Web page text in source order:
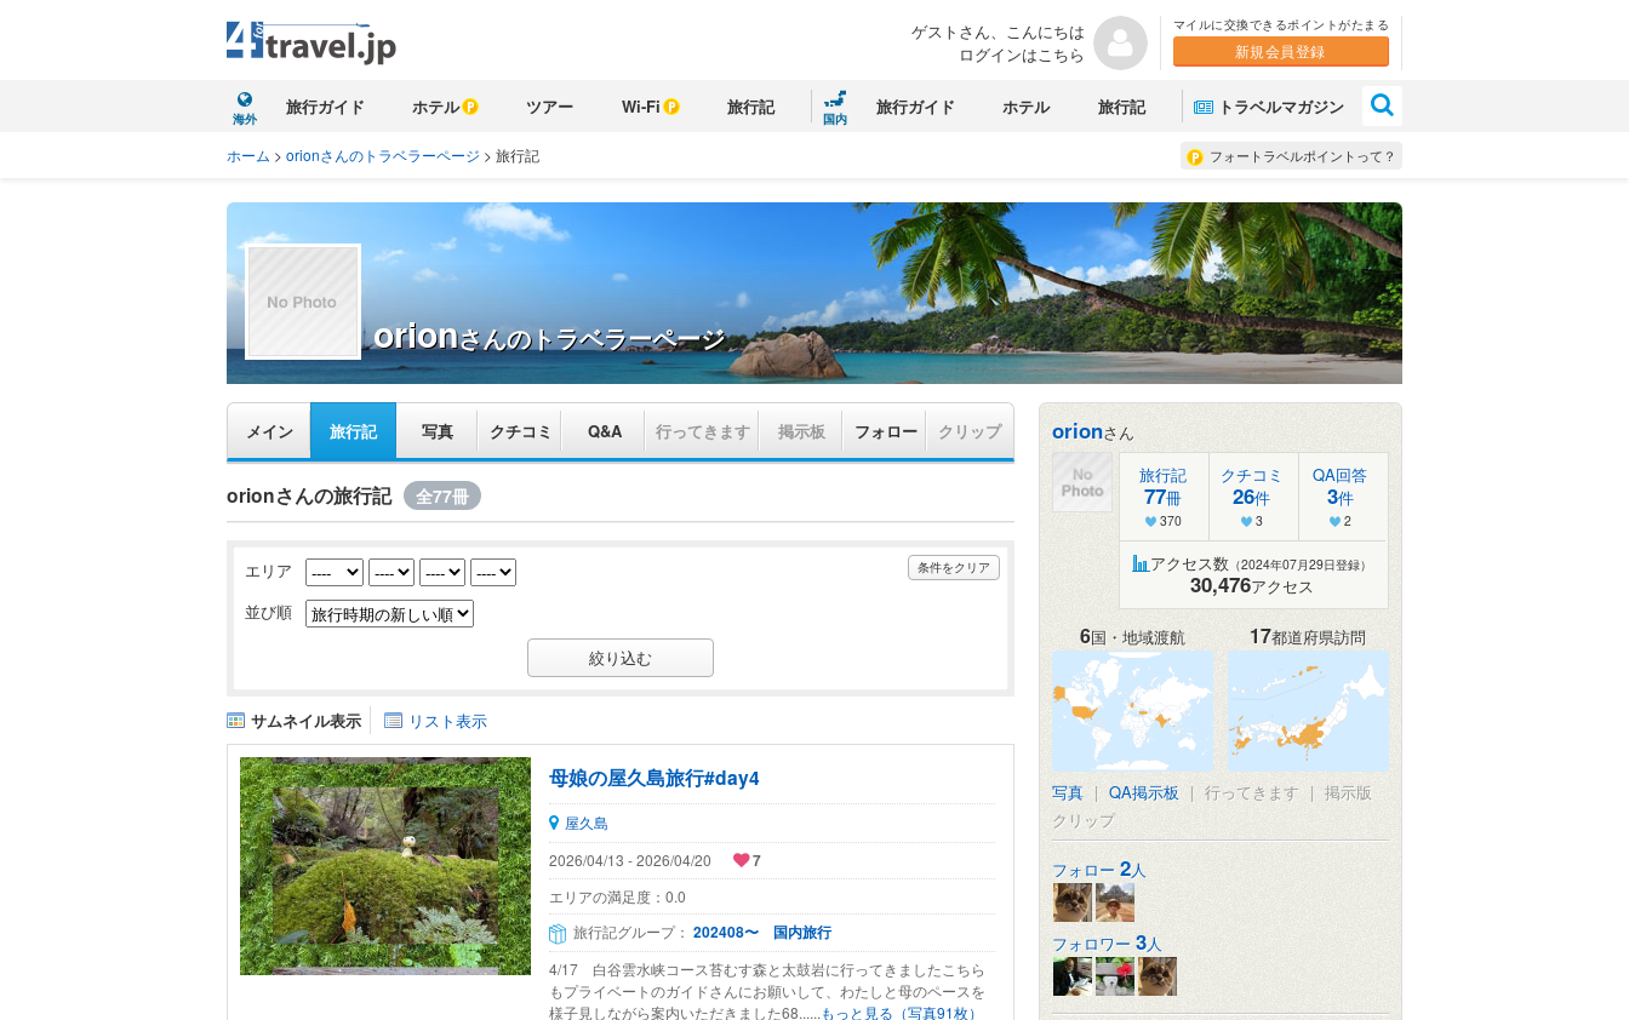
ゲストさん、こんにちは
ログインはこちら
マイルに交換できるポイントがたまる
新規会員登録
海外
旅行ガイド ホテル ツアー Wi-Fi 旅行記
国内
旅行ガイド ホテル 旅行記 トラベルマガジン
フォートラベルポイントって？
ホーム > orionさんのトラベラーページ > 旅行記
orionさんのトラベラーページ
メイン 旅行記 写真 クチコミ Q&A 行ってきます 掲示板 フォロー クリップ
orionさんの旅行記 全77冊
条件をクリア
エリア
並び順
サムネイル表示 リスト表示
母娘の屋久島旅行#day4
屋久島
2026/04/13 - 2026/04/20
7
エリアの満足度： 0.0
旅行記グループ： 202408〜 国内旅行
4/17 白谷雲水峡コース苔むす森と太鼓岩に行ってきましたこちら
もプライベートのガイドさんにお願いして、わたしと母のペースを
様子見しながら案内いただきました68......もっと見る（写真91枚）
orionさん
旅行記
77冊
370
クチコミ
26件
3
QA回答
3件
2
アクセス数 （2024年07月29日登録）
30,476アクセス
6国・地域渡航 17都道府県訪問
写真 | QA掲示板 | 行ってきます | 掲示版
クリップ
フォロー 2人
フォロワー 3人